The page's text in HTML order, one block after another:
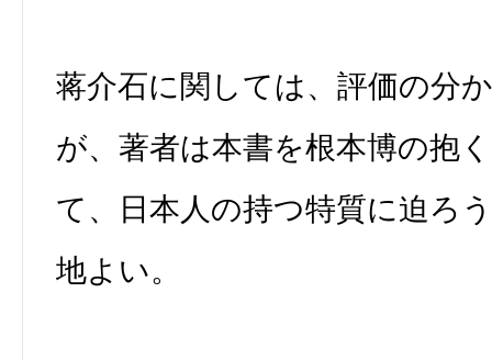
蒋介石に関しては、評価の分
が、著者は本書を根本博の抱
て、日本人の持つ特質に迫ろ
地よい。